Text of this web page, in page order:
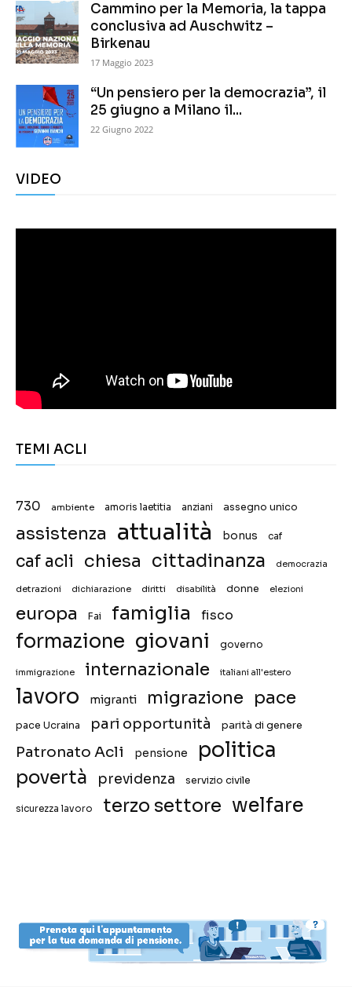
Cammino per la Memoria, la tappa
conclusiva ad Auschwitz –
Birkenau
17 Maggio 2023
“Un pensiero per la democrazia”, il
25 giugno a Milano il...
22 Giugno 2022
VIDEO
TEMI ACLI
730 ambiente amoris laetitia anziani assegno unico
assistenza attualità bonus caf
caf acli chiesa cittadinanza democrazia
detrazioni dichiarazione diritti disabilità donne elezioni
europa Fai famiglia fisco
formazione giovani governo
immigrazione internazionale italiani all'estero
lavoro migranti migrazione pace
pace Ucraina pari opportunità parità di genere
Patronato Acli pensione politica
povertà previdenza servizio civile
sicurezza lavoro terzo settore welfare